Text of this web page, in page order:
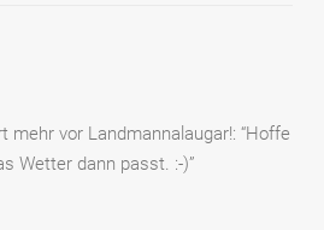
mehr vor Landmannalaugar!: “Hoffe
Wetter dann passt. :-)”